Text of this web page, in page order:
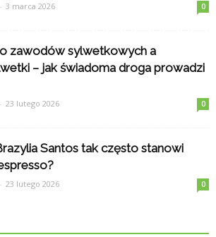
- 3 marca 2026 0
zawodów sylwetkowych a
– jak świadoma droga prowadzi
- 23 lutego 2026 0
Santos tak często stanowi
- 23 lutego 2026 0